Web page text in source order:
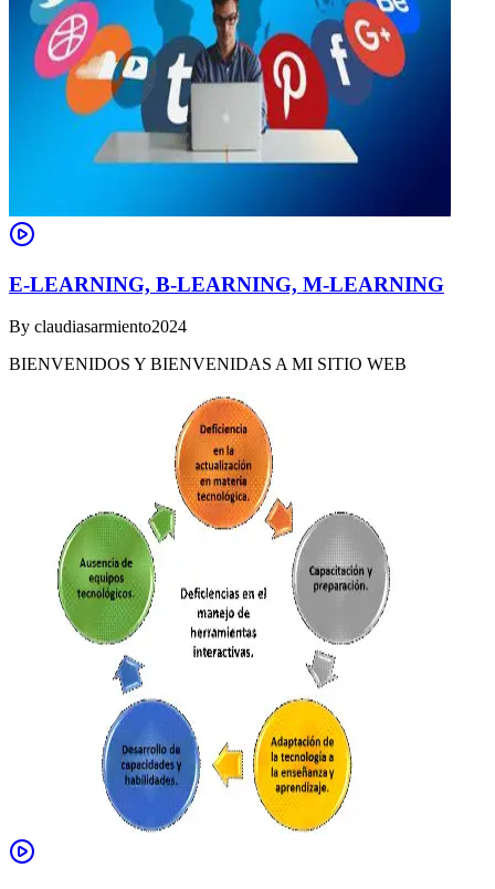
E-LEARNING, B-LEARNING, M-LEARNING
By claudiasarmiento2024
BIENVENIDOS Y BIENVENIDAS A MI SITIO WEB